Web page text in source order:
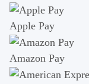
Apple Pay
Amazon Pay